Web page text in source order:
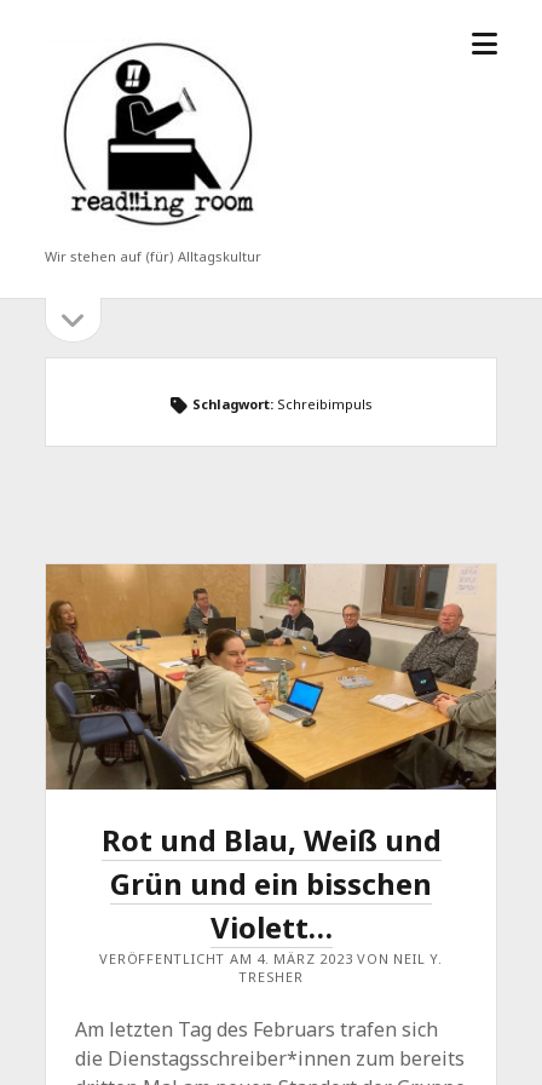
read!!ing
room
Wir stehen auf (für) Alltagskultur
Menü
Seitenleiste
öffnen
Schlagwort: Schreibimpuls
Rot und Blau, Weiß und
Grün und ein bisschen
Violett…
VERÖFFENTLICHT AM 4. MÄRZ 2023 VON NEIL Y.
TRESHER
Am letzten Tag des Februars trafen sich
die Dienstagsschreiber*innen zum bereits